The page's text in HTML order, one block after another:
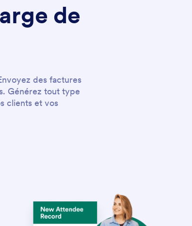
de
des factures
Générez tout type
clients et vos